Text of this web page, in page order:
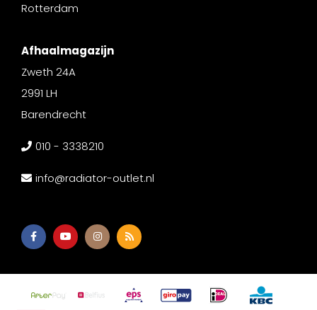
Rotterdam
Afhaalmagazijn
Zweth 24A
2991 LH
Barendrecht
010 - 3338210
info@radiator-outlet.nl